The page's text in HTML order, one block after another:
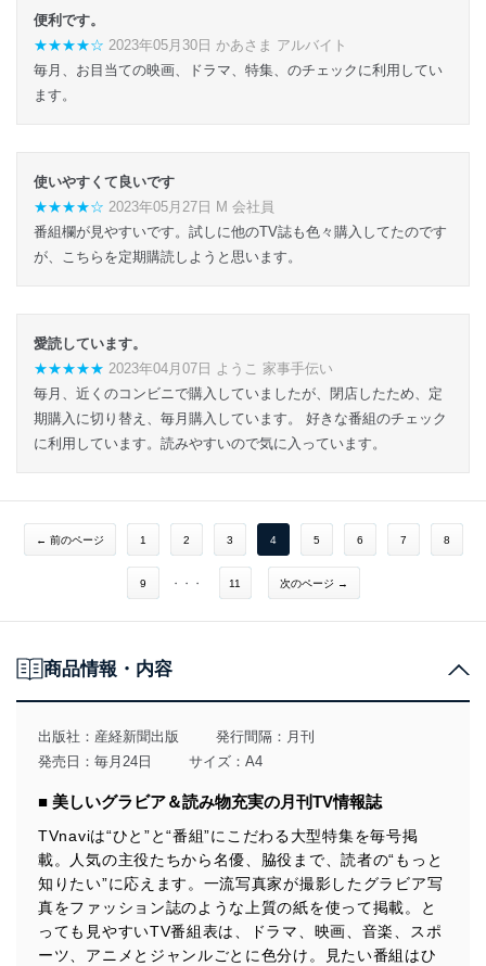
便利です。
★★★★☆ 2023年05月30日 かあさま アルバイト
毎月、お目当ての映画、ドラマ、特集、のチェックに利用してい
ます。
使いやすくて良いです
★★★★☆ 2023年05月27日 M 会社員
番組欄が見やすいです。試しに他のTV誌も色々購入してたのです
が、こちらを定期購読しようと思います。
愛読しています。
★★★★★ 2023年04月07日 ようこ 家事手伝い
毎月、近くのコンビニで購入していましたが、閉店したため、定
期購入に切り替え、毎月購入しています。 好きな番組のチェック
に利用しています。読みやすいので気に入っています。
← 前のページ 1 2 3 4 5 6 7 8
9 ・・・ 11 次のページ →
商品情報・内容
出版社： 産経新聞出版
発行間隔：月刊
発売日：毎月24日
サイズ：A4
■ 美しいグラビア＆読み物充実の月刊TV情報誌
TVnaviは“ひと”と“番組”にこだわる大型特集を毎号掲
載。人気の主役たちから名優、脇役まで、読者の“もっと
知りたい”に応えます。一流写真家が撮影したグラビア写
真をファッション誌のような上質の紙を使って掲載。と
っても見やすいTV番組表は、ドラマ、映画、音楽、スポ
ーツ、アニメとジャンルごとに色分け。見たい番組はひ